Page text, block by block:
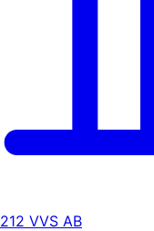
212 VVS AB